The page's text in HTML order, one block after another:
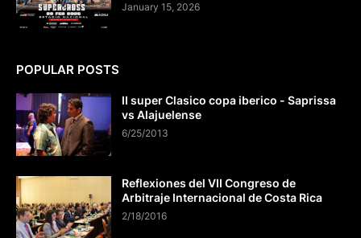
January 15, 2026
POPULAR POSTS
II super Clasico copa iberico - Saprissa
vs Alajuelense
6/25/2013
Reflexiones del VII Congreso de
Arbitraje Internacional de Costa Rica
2/18/2016